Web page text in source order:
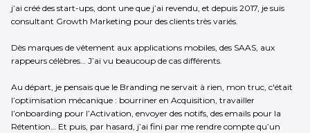
j’ai créé des start-ups, dont une que j’ai revendu, et depuis 2017, je suis
consultant Growth Marketing pour des clients très variés.
Dès marques de vêtement aux applications mobiles, des SAAS, aux
rappeurs célèbres… J’ai vu beaucoup de cas différents.
Au départ, je pensais que le Branding ne servait à rien, mon truc, c'était
l’optimisation mécanique : bourriner en Acquisition, travailler
l’onboarding pour l’Activation, envoyer des notifs, des emails pour la
Rétention… Et puis, par hasard, j’ai fini par me rendre compte qu’un